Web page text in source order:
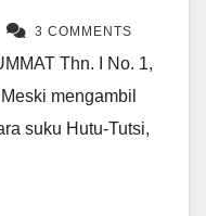
3 COMMENTS
Thn. I No. 1,
mengambil
suku Hutu-Tutsi,